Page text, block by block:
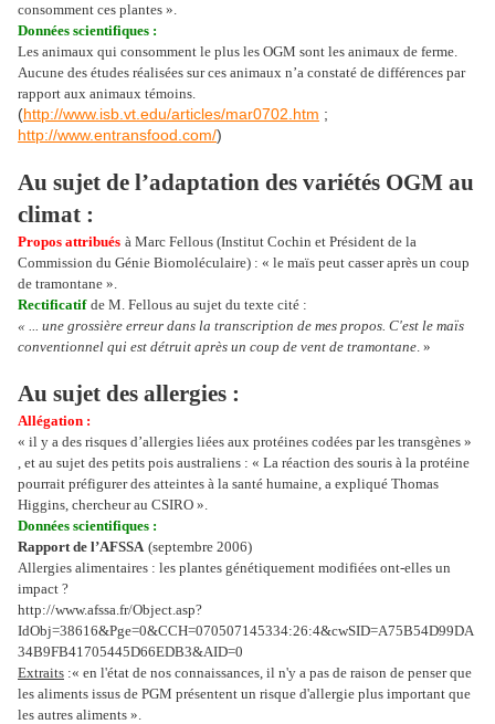
consomment ces plantes ».
Données scientifiques :
Les animaux qui consomment le plus les OGM sont les animaux de ferme.
Aucune des études réalisées sur ces animaux n’a constaté de différences par
rapport aux animaux témoins.
(http://www.isb.vt.edu/articles/mar0702.htm ;
http://www.entransfood.com/)
Au sujet de l’adaptation des variétés OGM au
climat :
Propos attribués à Marc Fellous (Institut Cochin et Président de la
Commission du Génie Biomoléculaire) : « le maïs peut casser après un coup
de tramontane ».
Rectificatif de M. Fellous au sujet du texte cité :
« ... une grossière erreur dans la transcription de mes propos. C'est le maïs
conventionnel qui est détruit après un coup de vent de tramontane. »
Au sujet des allergies :
Allégation :
« il y a des risques d’allergies liées aux protéines codées par les transgènes »
, et au sujet des petits pois australiens : « La réaction des souris à la protéine
pourrait préfigurer des atteintes à la santé humaine, a expliqué Thomas
Higgins, chercheur au CSIRO ».
Données scientifiques :
Rapport de l’AFSSA (septembre 2006)
Allergies alimentaires : les plantes génétiquement modifiées ont-elles un
impact ?
http://www.afssa.fr/Object.asp?
IdObj=38616&Pge=0&CCH=070507145334:26:4&cwSID=A75B54D99DA
34B9FB41705445D66EDB3&AID=0
Extraits :« en l'état de nos connaissances, il n'y a pas de raison de penser que
les aliments issus de PGM présentent un risque d'allergie plus important que
les autres aliments ».